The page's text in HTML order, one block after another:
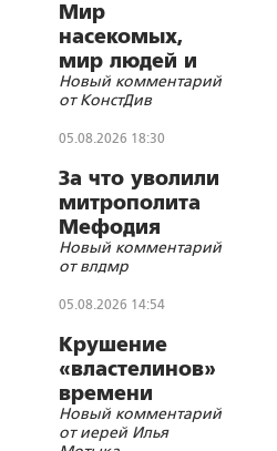
Мир
насекомых,
мир людей и
блуд
Новый комментарий
от КонстДив
05.08.2026 18:30
За что уволили
митрополита
Мефодия
(Немцова)?
Новый комментарий
от влдмр
05.08.2026 14:54
Крушение
«властелинов»
времени
Новый комментарий
от иерей Илья